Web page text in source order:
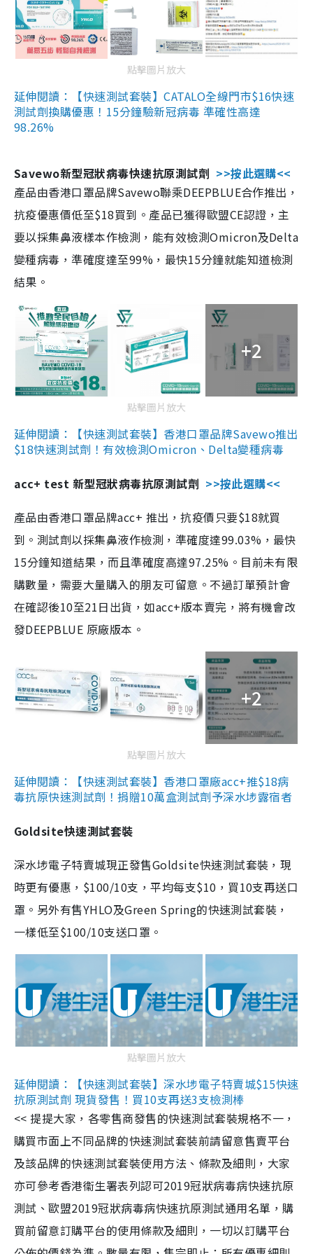
點擊圖片放大
延伸閱讀：【快速測試套裝】CATALO全線門市$16快速
測試劑換購優惠！15分鐘驗新冠病毒 準確性高達
98.26%
Savewo新型冠狀病毒快速抗原測試劑 >>按此選購<<
產品由香港口罩品牌Savewo聯乘DEEPBLUE合作推出，
抗疫優惠價低至$18買到。產品已獲得歐盟CE認證，主
要以採集鼻液樣本作檢測，能有效檢測Omicron及Delta
變種病毒，準確度達至99%，最快15分鐘就能知道檢測
結果。
+2
點擊圖片放大
延伸閱讀：【快速測試套裝】香港口罩品牌Savewo推出
$18快速測試劑！有效檢測Omicron、Delta變種病毒
acc+ test 新型冠狀病毒抗原測試劑 >>按此選購<<
產品由香港口罩品牌acc+ 推出，抗疫價只要$18就買
到。測試劑以採集鼻液作檢測，準確度達99.03%，最快
15分鐘知道結果，而且準確度高達97.25%。目前未有限
購數量，需要大量購入的朋友可留意。不過訂單預計會
在確認後10至21日出貨，如acc+版本賣完，將有機會改
發DEEPBLUE 原廠版本。
+2
點擊圖片放大
延伸閱讀：【快速測試套裝】香港口罩廠acc+推$18病
毒抗原快速測試劑！捐贈10萬盒測試劑予深水埗露宿者
Goldsite快速測試套裝
深水埗電子特賣城現正發售Goldsite快速測試套裝，現
時更有優惠，$100/10支，平均每支$10，買10支再送口
罩。另外有售YHLO及Green Spring的快速測試套裝，
一樣低至$100/10支送口罩。
點擊圖片放大
延伸閱讀：【快速測試套裝】深水埗電子特賣城$15快速
抗原測試劑 現貨發售！買10支再送3支檢測棒
<< 提提大家，各零售商發售的快速測試套裝規格不一，
購買市面上不同品牌的快速測試套裝前請留意售賣平台
及該品牌的快速測試套裝使用方法、條款及細則，大家
亦可參考香港衞生署表列認可2019冠狀病毒病快速抗原
測試、歐盟2019冠狀病毒病快速抗原測試通用名單，購
買前留意訂購平台的使用條款及細則，一切以訂購平台